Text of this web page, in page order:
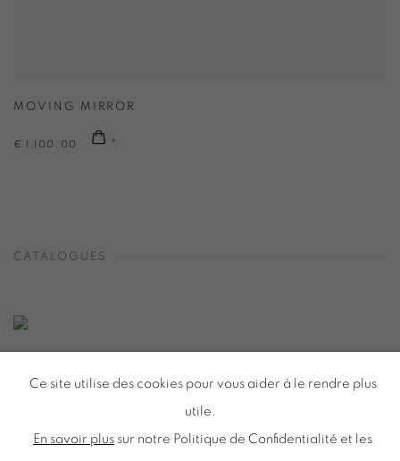
MOVING MIRROR
€ 1,100.00
CATALOGUES
Ce site utilise des cookies pour vous aider à le rendre plus
utile.
En savoir plus sur notre Politique de Confidentialité et les